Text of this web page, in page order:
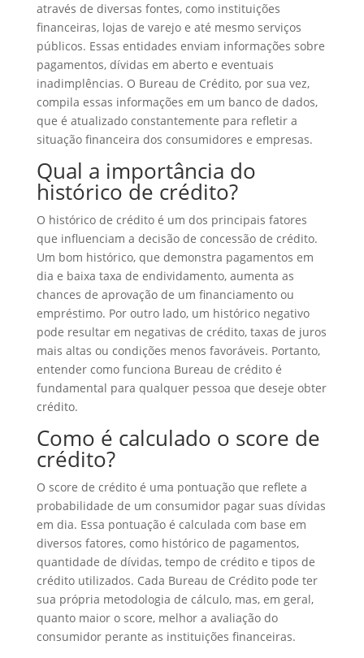
através de diversas fontes, como instituições
financeiras, lojas de varejo e até mesmo serviços
públicos. Essas entidades enviam informações sobre
pagamentos, dívidas em aberto e eventuais
inadimplências. O Bureau de Crédito, por sua vez,
compila essas informações em um banco de dados,
que é atualizado constantemente para refletir a
situação financeira dos consumidores e empresas.
Qual a importância do
histórico de crédito?
O histórico de crédito é um dos principais fatores
que influenciam a decisão de concessão de crédito.
Um bom histórico, que demonstra pagamentos em
dia e baixa taxa de endividamento, aumenta as
chances de aprovação de um financiamento ou
empréstimo. Por outro lado, um histórico negativo
pode resultar em negativas de crédito, taxas de juros
mais altas ou condições menos favoráveis. Portanto,
entender como funciona Bureau de crédito é
fundamental para qualquer pessoa que deseje obter
crédito.
Como é calculado o score de
crédito?
O score de crédito é uma pontuação que reflete a
probabilidade de um consumidor pagar suas dívidas
em dia. Essa pontuação é calculada com base em
diversos fatores, como histórico de pagamentos,
quantidade de dívidas, tempo de crédito e tipos de
crédito utilizados. Cada Bureau de Crédito pode ter
sua própria metodologia de cálculo, mas, em geral,
quanto maior o score, melhor a avaliação do
consumidor perante as instituições financeiras.